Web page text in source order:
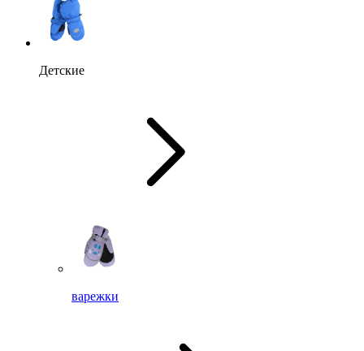
Детские
варежки